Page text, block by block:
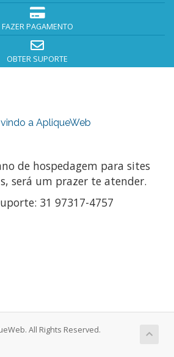
FAZER PAGAMENTO
OBTER SUPORTE
a ApliqueWeb
de hospedagem para sites
será um prazer te atender.
31 97317-4757
All Rights Reserved.